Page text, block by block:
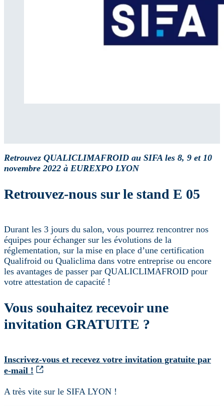
Retrouvez QUALICLIMAFROID au SIFA les 8, 9 et 10
novembre 2022 à EUREXPO LYON
Retrouvez-nous sur le stand E 05
Durant les 3 jours du salon, vous pourrez rencontrer nos
équipes pour échanger sur les évolutions de la
réglementation, sur la mise en place d’une certification
Qualifroid ou Qualiclima dans votre entreprise ou encore
les avantages de passer par QUALICLIMAFROID pour
votre attestation de capacité !
Vous souhaitez recevoir une
invitation GRATUITE ?
Inscrivez-vous et recevez votre invitation gratuite par
e-mail !
A très vite sur le SIFA LYON !